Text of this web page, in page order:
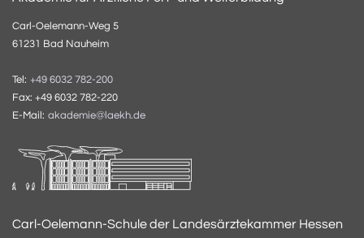
Carl-Oelemann-Weg 5
61231 Bad Nauheim
Tel: +49 6032 782-200
Fax: +49 6032 782-220
E-Mail: akademie@laekh.de
Carl-Oelemann-Schule der Landesärztekammer Hessen